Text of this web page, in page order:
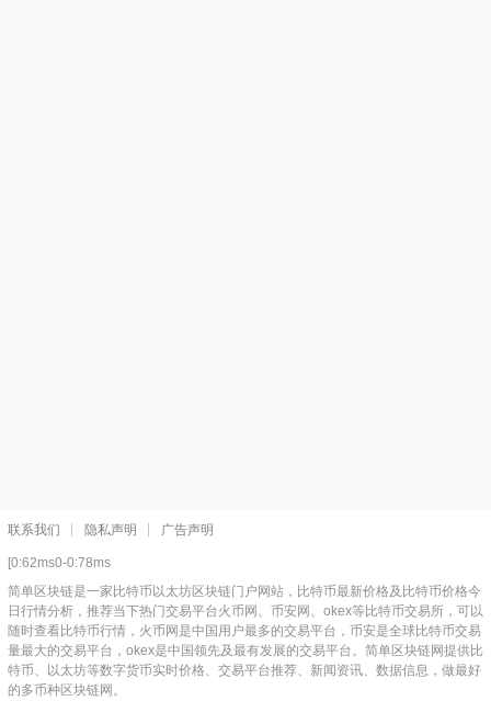
联系我们 隐私声明 广告声明
[0:62ms0-0:78ms
简单区块链是一家比特币以太坊区块链门户网站，比特币最新价格及比特币价格今
日行情分析，推荐当下热门交易平台火币网、币安网、okex等比特币交易所，可以
随时查看比特币行情，火币网是中国用户最多的交易平台，币安是全球比特币交易
量最大的交易平台，okex是中国领先及最有发展的交易平台。简单区块链网提供比
特币、以太坊等数字货币实时价格、交易平台推荐、新闻资讯、数据信息，做最好
的多币种区块链网。